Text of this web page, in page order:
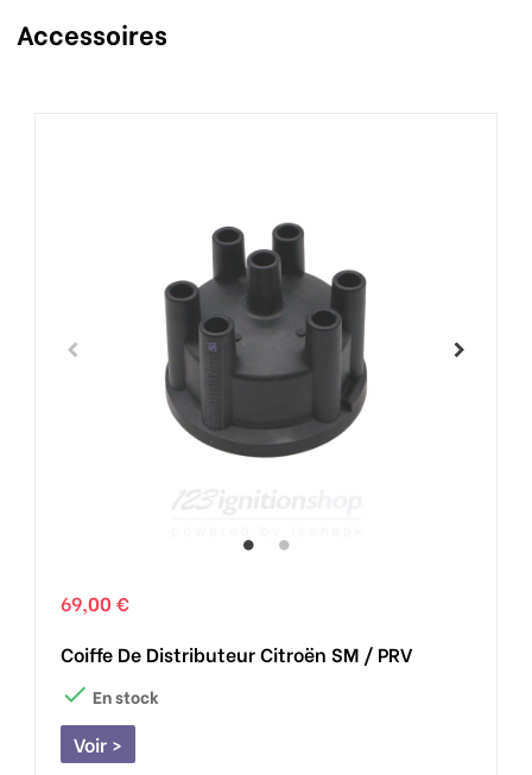
Accessoires
69,00 €
Coiffe De Distributeur Citroën SM / PRV
 En stock
Voir >